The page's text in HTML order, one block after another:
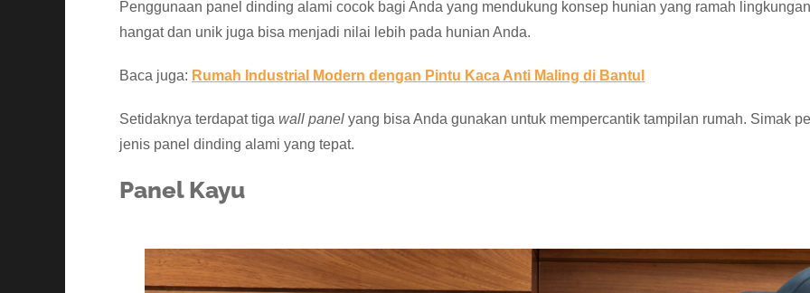
Penggunaan panel dinding alami cocok bagi Anda yang mendukung konsep hunian yang ramah
hangat dan unik juga bisa menjadi nilai lebih pada hunian Anda.
Baca juga: Rumah Industrial Modern dengan Pintu Kaca Anti Maling di Bantul
Setidaknya terdapat tiga wall panel yang bisa Anda gunakan untuk mempercantik tampilan rumah. Simak
jenis panel dinding alami yang tepat.
Panel Kayu